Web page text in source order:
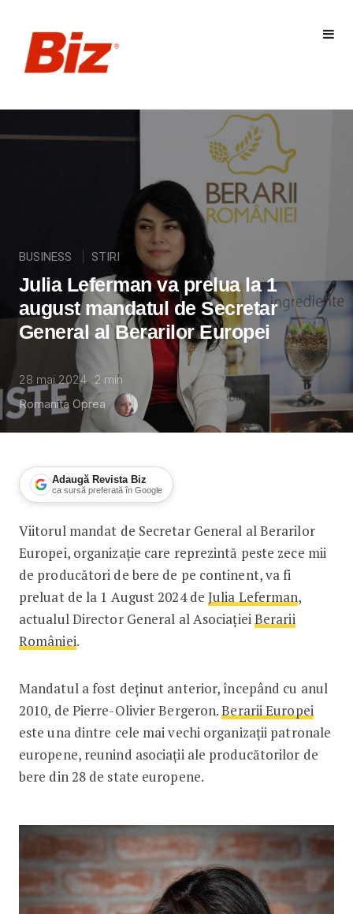
BUSINESS STIRI
Julia Leferman va prelua la 1
august mandatul de Secretar
General al Berarilor Europei
28 mai 2024 2 min
Romanita Oprea
Adaugă Revista Biz
ca sursă preferată în Google
Julia Leferman va prelua la 1 august
Viitorul mandat de Secretar General al Berarilor
Europei, organizație care reprezintă peste zece mii
de producători de bere de pe continent, va fi
preluat de la 1 August 2024 deJulia Leferman,
actualul Director General al AsociațieiBerarii
României.
Mandatul a fost deținut anterior, începând cu anul
2010, de Pierre-Olivier Bergeron.Berarii Europei
este una dintre cele mai vechi organizații patronale
europene, reunind asociații ale producătorilor de
bere din 28 de state europene.